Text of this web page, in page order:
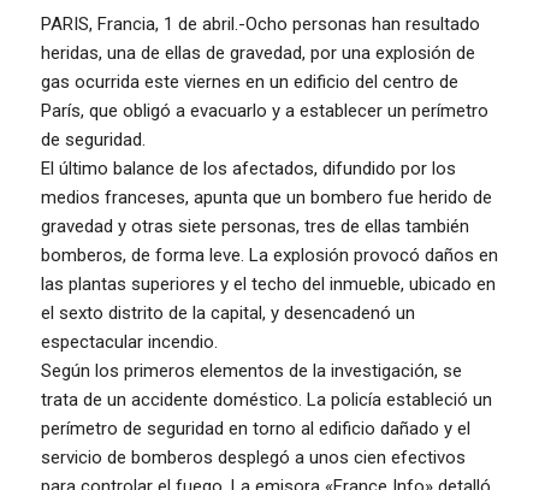
PARIS, Francia, 1 de abril.-Ocho personas han resultado
heridas, una de ellas de gravedad, por una explosión de
gas ocurrida este viernes en un edificio del centro de
París, que obligó a evacuarlo y a establecer un perímetro
de seguridad.
El último balance de los afectados, difundido por los
medios franceses, apunta que un bombero fue herido de
gravedad y otras siete personas, tres de ellas también
bomberos, de forma leve. La explosión provocó daños en
las plantas superiores y el techo del inmueble, ubicado en
el sexto distrito de la capital, y desencadenó un
espectacular incendio.
Según los primeros elementos de la investigación, se
trata de un accidente doméstico. La policía estableció un
perímetro de seguridad en torno al edificio dañado y el
servicio de bomberos desplegó a unos cien efectivos